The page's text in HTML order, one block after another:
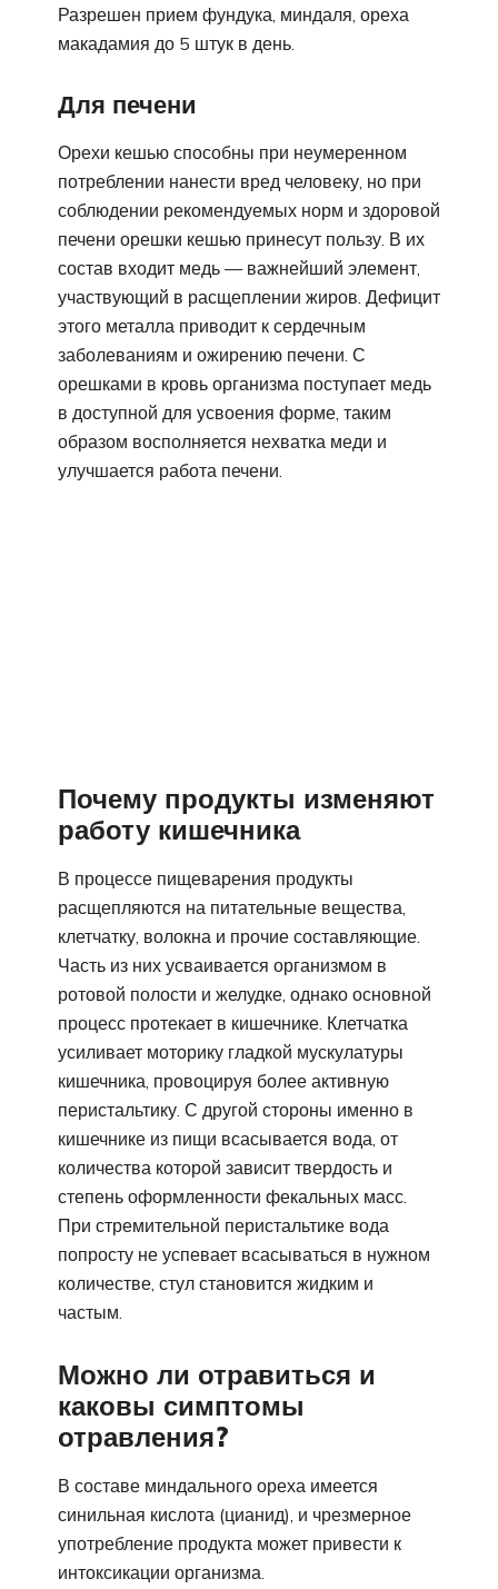
Разрешен прием фундука, миндаля, ореха
макадамия до 5 штук в день.
Для печени
Орехи кешью способны при неумеренном
потреблении нанести вред человеку, но при
соблюдении рекомендуемых норм и здоровой
печени орешки кешью принесут пользу. В их
состав входит медь — важнейший элемент,
участвующий в расщеплении жиров. Дефицит
этого металла приводит к сердечным
заболеваниям и ожирению печени. С
орешками в кровь организма поступает медь
в доступной для усвоения форме, таким
образом восполняется нехватка меди и
улучшается работа печени.
Почему продукты изменяют
работу кишечника
В процессе пищеварения продукты
расщепляются на питательные вещества,
клетчатку, волокна и прочие составляющие.
Часть из них усваивается организмом в
ротовой полости и желудке, однако основной
процесс протекает в кишечнике. Клетчатка
усиливает моторику гладкой мускулатуры
кишечника, провоцируя более активную
перистальтику. С другой стороны именно в
кишечнике из пищи всасывается вода, от
количества которой зависит твердость и
степень оформленности фекальных масс.
При стремительной перистальтике вода
попросту не успевает всасываться в нужном
количестве, стул становится жидким и
частым.
Можно ли отравиться и
каковы симптомы
отравления?
В составе миндального ореха имеется
синильная кислота (цианид), и чрезмерное
употребление продукта может привести к
интоксикации организма.